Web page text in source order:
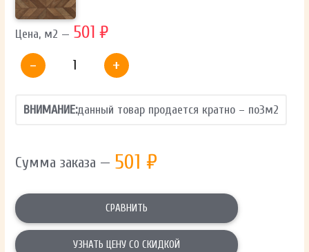
Цена, м2 — 501 ₽
-
+
ВНИМАНИЕ:данный товар продается кратно – по3м2
Сумма заказа — 501 ₽
СРАВНИТЬ
УЗНАТЬ ЦЕНУ СО СКИДКОЙ